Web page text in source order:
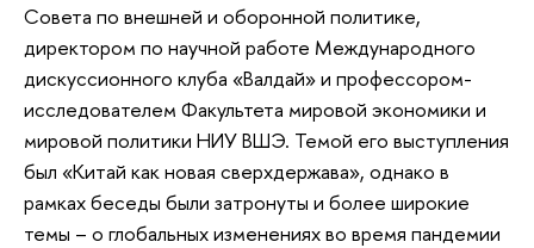
Совета по внешней и оборонной политике,
директором по научной работе Международного
дискуссионного клуба «Валдай» и профессором-
исследователем Факультета мировой экономики и
мировой политики НИУ ВШЭ. Темой его выступления
был «Китай как новая сверхдержава», однако в
рамках беседы были затронуты и более широкие
темы – о глобальных изменениях во время пандемии